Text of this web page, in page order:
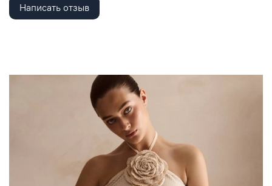
Написать отзыв